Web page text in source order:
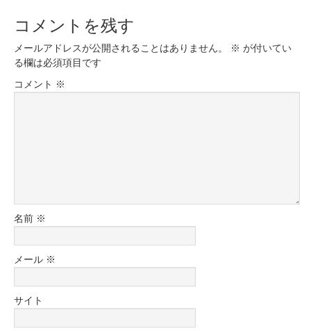
コメントを残す
メールアドレスが公開されることはありません。 ※ が付いてい
る欄は必須項目です
コメント ※
名前 ※
メール ※
サイト